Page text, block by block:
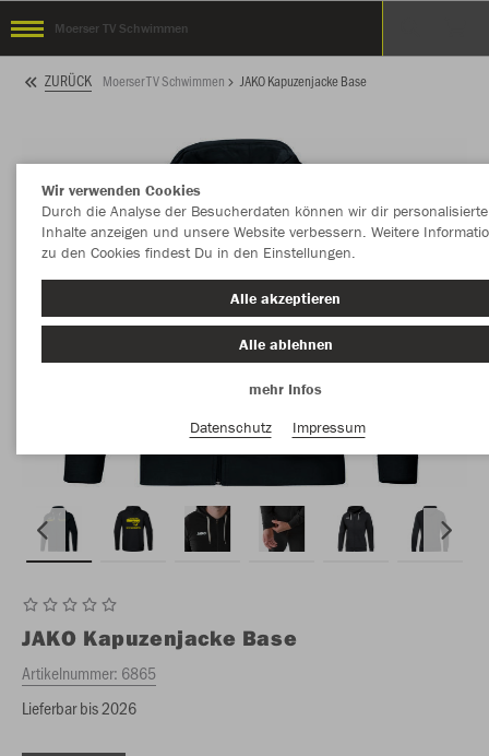
Moerser TV Schwimmen
ZURÜCK Moerser TV Schwimmen JAKO Kapuzenjacke Base
JAKO Kapuzenjacke Base
Artikelnummer: 6865
Lieferbar bis 2026
Wir verwenden Cookies
Durch die Analyse der Besucherdaten können wir dir personalisierte
Inhalte anzeigen und unsere Website verbessern. Weitere
zu den Cookies findest Du in den Einstellungen.
Alle akzeptieren
Alle ablehnen
mehr Infos
Datenschutz
Impressum